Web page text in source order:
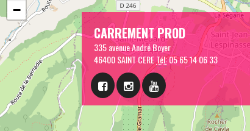
CARREMENT PROD
335 avenue André Boyer
46400 SAINT CERETél:05 65 14 06 33
−